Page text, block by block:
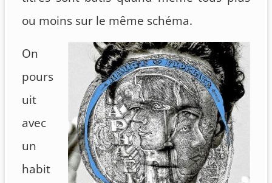
ou moins sur le même schéma.
On
pours
uit
avec
un
habit